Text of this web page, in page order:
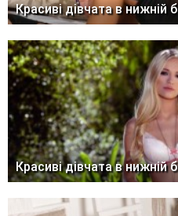
Красиві дівчата в нижній
Красиві дівчата в нижній